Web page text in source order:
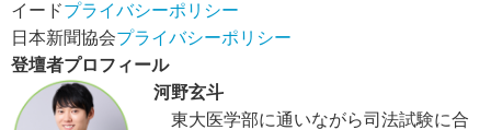
イードプライバシーポリシー
日本新聞協会プライバシーポリシー
登壇者プロフィール
河野玄斗
東大医学部に通いながら司法試験に合